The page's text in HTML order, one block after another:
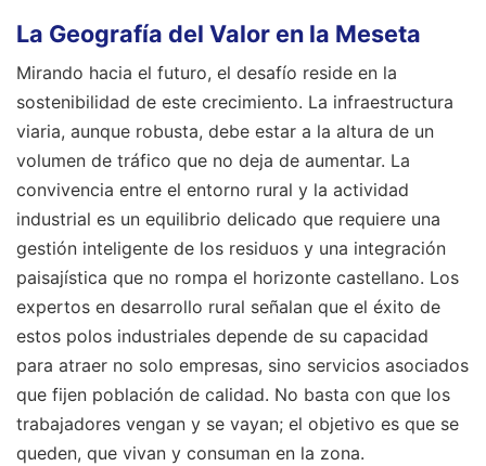
La Geografía del Valor en la Meseta
Mirando hacia el futuro, el desafío reside en la
sostenibilidad de este crecimiento. La infraestructura
viaria, aunque robusta, debe estar a la altura de un
volumen de tráfico que no deja de aumentar. La
convivencia entre el entorno rural y la actividad
industrial es un equilibrio delicado que requiere una
gestión inteligente de los residuos y una integración
paisajística que no rompa el horizonte castellano. Los
expertos en desarrollo rural señalan que el éxito de
estos polos industriales depende de su capacidad
para atraer no solo empresas, sino servicios asociados
que fijen población de calidad. No basta con que los
trabajadores vengan y se vayan; el objetivo es que se
queden, que vivan y consuman en la zona.